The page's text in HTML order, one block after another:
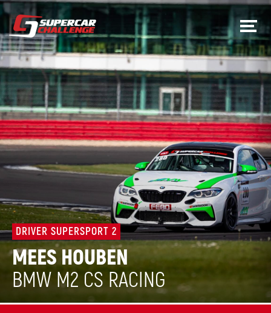
DRIVER SUPERSPORT 2
MEES HOUBEN
BMW M2 CS RACING